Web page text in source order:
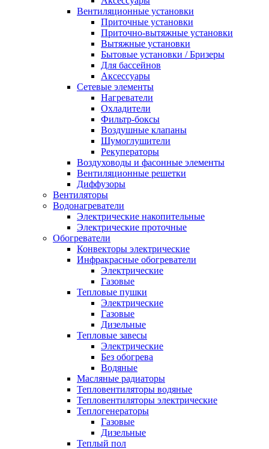
Вентиляционные установки
Приточные установки
Приточно-вытяжные установки
Вытяжные установки
Бытовые установки / Бризеры
Для бассейнов
Аксессуары
Сетевые элементы
Нагреватели
Охладители
Фильтр-боксы
Воздушные клапаны
Шумоглушители
Рекуператоры
Воздуховоды и фасонные элементы
Вентиляционные решетки
Диффузоры
Вентиляторы
Водонагреватели
Электрические накопительные
Электрические проточные
Обогреватели
Конвекторы электрические
Инфракрасные обогреватели
Электрические
Газовые
Тепловые пушки
Электрические
Газовые
Дизельные
Тепловые завесы
Электрические
Без обогрева
Водяные
Масляные радиаторы
Тепловентиляторы водяные
Тепловентиляторы электрические
Теплогенераторы
Газовые
Дизельные
Теплый пол